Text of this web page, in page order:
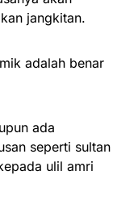
jangkitan.
adalah benar
ada
seperti sultan
ulil amri